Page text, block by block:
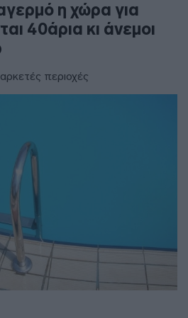
η χώρα για
40άρια κι άνεμοι
περιοχές